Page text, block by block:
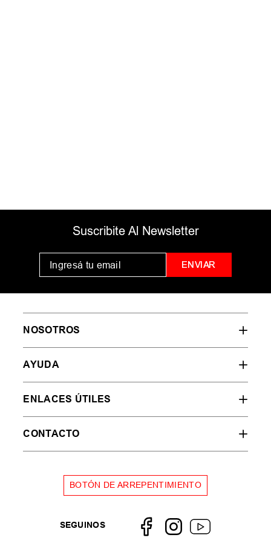
Suscribite Al Newsletter
ENVIAR
NOSOTROS
AYUDA
ENLACES ÚTILES
CONTACTO
BOTÓN DE ARREPENTIMIENTO
SEGUINOS